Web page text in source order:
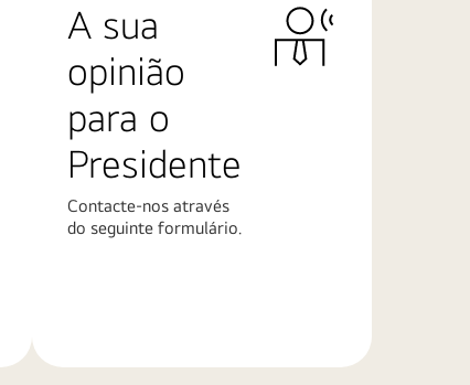
A sua
opinião
para o
Presidente
Contacte-nos através
do seguinte formulário.